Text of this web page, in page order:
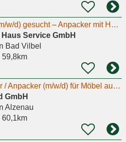
Bauhelfer (m/w/d) gesucht – Anpacker mit Humor willkommen!
Service GmbH
Bad Vilbel
59,8km
Handwerker / Anpacker (m/w/d) für Möbel aus Flugzeugteilen
GmbH
Alzenau
60,1km